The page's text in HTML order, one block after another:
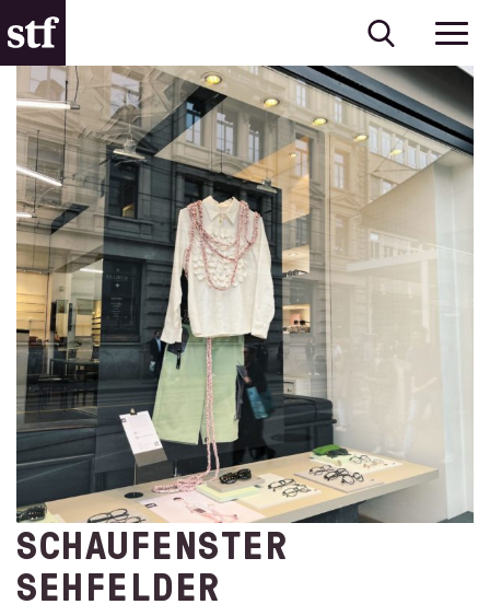
SCHAUFENSTER
SEHFELDER